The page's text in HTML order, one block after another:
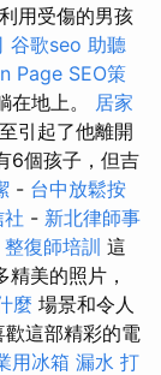
用受傷的男孩
谷歌seo 助聽
Page SEO策
在地上。 居家
引起了他離開
6個孩子，但吉
- 台中放鬆按
- 新北律師事
整復師培訓 這
美的照片，
麼 場景和令人
這部精彩的電
用冰箱 漏水 打